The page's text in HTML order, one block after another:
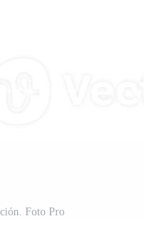
Foto Pro